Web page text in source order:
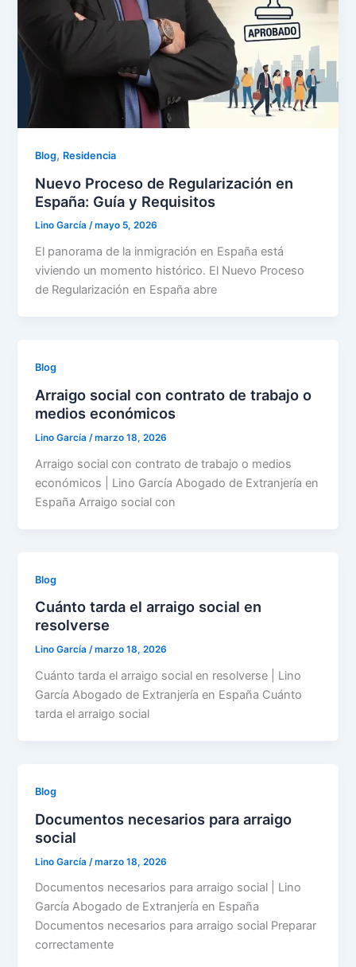
Blog, Residencia
Nuevo Proceso de Regularización en
España: Guía y Requisitos
Lino García/mayo 5, 2026
El panorama de la inmigración en España está
viviendo un momento histórico. El Nuevo Proceso
de Regularización en España abre
Blog
Arraigo social con contrato de trabajo o
medios económicos
Lino García/marzo 18, 2026
Arraigo social con contrato de trabajo o medios
económicos | Lino García Abogado de Extranjería en
España Arraigo social con
Blog
Cuánto tarda el arraigo social en
resolverse
Lino García/marzo 18, 2026
Cuánto tarda el arraigo social en resolverse | Lino
García Abogado de Extranjería en España Cuánto
tarda el arraigo social
Blog
Documentos necesarios para arraigo
social
Lino García /marzo 18, 2026
Documentos necesarios para arraigo social | Lino
García Abogado de Extranjería en España
Documentos necesarios para arraigo social Preparar
correctamente